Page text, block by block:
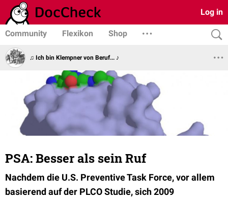
Log in
Community Flexikon Shop
♫ Ich bin Klempner von Beruf... ♪
PSA: Besser als sein Ruf
Nachdem die U.S. Preventive Task Force, vor allem
basierend auf der PLCO Studie, sich 2009